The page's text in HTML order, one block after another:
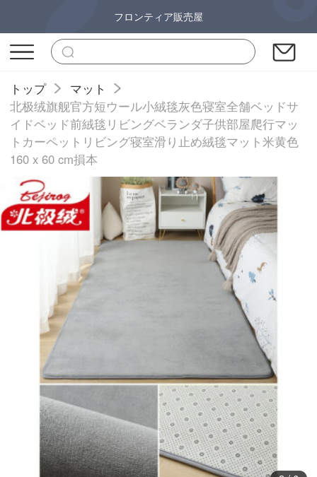
フロンティア販売屋
トップ
マット
北极绒旗舰官方短ウール小絨毯灰色寝室全舗ベッドサ
イドベッド前絨毯リビングベランダ子供部屋爬行マッ
トカーペットリビング寝室滑り止め絨毯マット米黄色
160 x 60 cm損本